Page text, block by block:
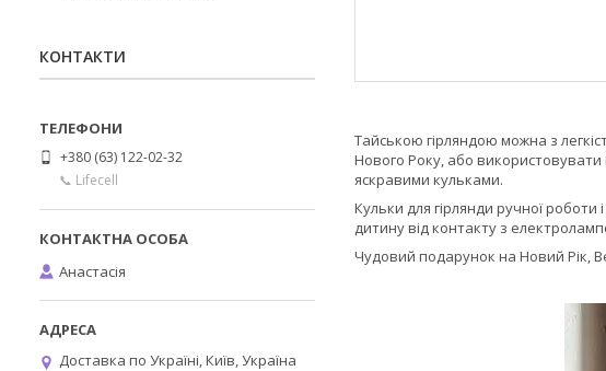
Тайською гірляндою можна з
Нового Року, або використовувати
яскравими кульками.
Кульки для гірлянди ручної роботи
дитину від контакту з
Чудовий подарунок на Новий Рік,
КОНТАКТИ
+380 (63) 122-02-32
📞 Lifecell
Анастасія
Доставка по Україні, Київ, Україна